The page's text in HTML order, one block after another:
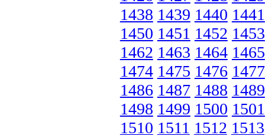
1438 1439 1440 1441
1450 1451 1452 1453
1462 1463 1464 1465
1474 1475 1476 1477
1486 1487 1488 1489
1498 1499 1500 1501
1510 1511 1512 1513